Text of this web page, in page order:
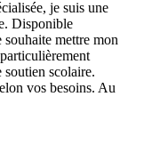
je suis une
Disponible
mettre mon
soutien scolaire.
vos besoins. Au